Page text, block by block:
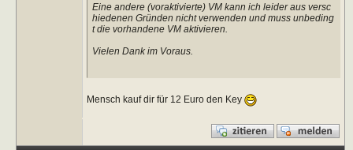
Eine andere (voraktivierte) VM kann ich leider aus versc
hiedenen Gründen nicht verwenden und muss unbeding
t die vorhandene VM aktivieren.
Vielen Dank im Voraus.
Mensch kauf dir für 12 Euro den Key